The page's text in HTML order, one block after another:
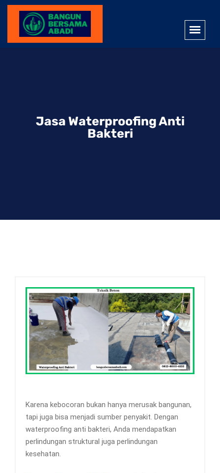
Jasa Waterproofing Anti
Bakteri
Karena kebocoran bukan hanya merusak bangunan,
tapi juga bisa menjadi sumber penyakit. Dengan
waterproofing anti bakteri, Anda mendapatkan
perlindungan struktural juga perlindungan
kesehatan.